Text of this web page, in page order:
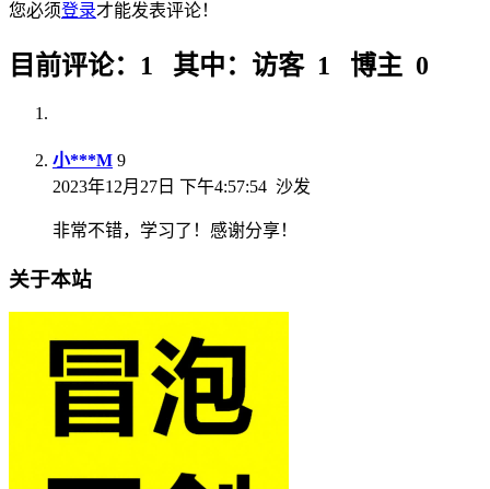
您必须登录才能发表评论！
目前评论：1 其中：访客 1 博主 0
小***M 9
2023年12月27日 下午4:57:54 沙发
非常不错，学习了！感谢分享！
关于本站